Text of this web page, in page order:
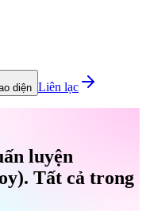
diện Liên lạc
luyện
Tất cả trong